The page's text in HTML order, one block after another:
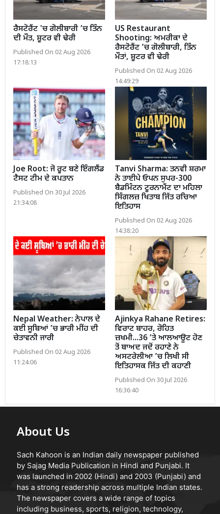
ਰੈਸਟੋਰੈਂਟ 'ਚ ਗੋਲੀਬਾਰੀ ’ਚ ਤਿੰਨ
ਦੀ ਮੌਤ, ਸ਼ੂਟਰ ਵੀ ਢੇਰੀ
Published On 02 Aug 2026
17:18:13
US Restaurant
Shooting: ਅਮਰੀਕਾ ਦੇ
ਰੈਸਟੋਰੈਂਟ ’ਚ ਗੋਲੀਬਾਰੀ, ਤਿੰਨ
ਮੌਤਾਂ, ਸ਼ੂਟਰ ਵੀ ਢੇਰੀ
Published On 02 Aug 2026
14:49:29
Joe Root: ਜੋ ਰੂਟ ਬਣੇ ਇੰਗਲੈਂਡ
ਟੈਸਟ ਟੀਮ ਦੇ ਕਪਤਾਨ
Published On 30 Jul 2026
21:34:08
Tanvi Sharma: ਤਨਵੀ ਸ਼ਰਮਾ
ਨੇ ਤਾਈਪੇ ਓਪਨ ਸੁਪਰ-300
ਬੈਡਮਿੰਟਨ ਟੂਰਨਾਮੈਂਟ ਦਾ ਮਹਿਲਾ
ਸਿੰਗਲਜ਼ ਖਿਤਾਬ ਜਿੱਤ ਰਚਿਆ
ਇਤਿਹਾਸ
Published On 02 Aug 2026
14:38:20
Nepal Weather: ਨੇਪਾਲ ਦੇ
ਕਈ ਸੂਬਿਆਂ ’ਚ ਭਾਰੀ ਮੀਂਹ ਦੀ
ਚੇਤਾਵਨੀ ਜਾਰੀ
Published On 02 Aug 2026
11:24:06
Ajinkya Rahane Retires:
ਵਿਰਾਟ ਬਾਹਰ, ਰੋਹਿਤ
ਜ਼ਖਮੀ...36 ’ਤੇ ਆਲਆਊਟ ਹੋਣ
ਤੋਂ ਬਾਅਦ ਜਦੋਂ ਰਹਾਣੇ ਨੇ
ਅਸਟਰੇਲੀਆ ’ਚ ਲਿਖੀ ਸੀ
ਇਤਿਹਾਸਕ ਜਿੱਤ ਦੀ ਕਹਾਣੀ
Published On 30 Jul 2026
16:36:40
About Us
Sach Kahoon is an Indian daily newspaper published
by Sajag Media Publication in Hindi and Punjabi. It
was launched in 2002 (Hindi) and 2003 (Punjabi) and
has a strong readership across multiple Indian states.
The newspaper covers a wide range of topics
including business, sports, religion, technology,